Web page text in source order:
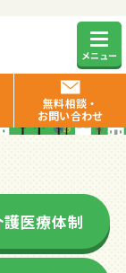
メニュー
無料相談・
お問い合わせ
ン
医療体制